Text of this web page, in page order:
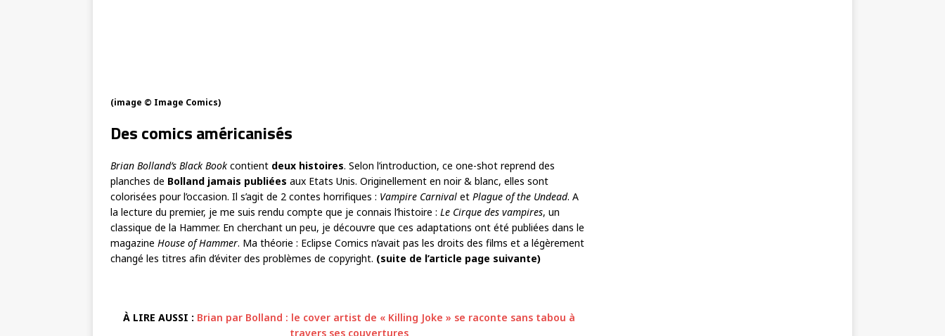
(image © Image Comics)
Des comics américanisés
Brian Bolland’s Black Book contient deux histoires. Selon l’introduction, ce one-shot reprend des
planches de Bolland jamais publiées aux Etats Unis. Originellement en noir & blanc, elles sont
colorisées pour l’occasion. Il s’agit de 2 contes horrifiques : Vampire Carnival et Plague of the Undead. A
la lecture du premier, je me suis rendu compte que je connais l’histoire : Le Cirque des vampires, un
classique de la Hammer. En cherchant un peu, je découvre que ces adaptations ont été publiées dans le
magazine House of Hammer. Ma théorie : Eclipse Comics n’avait pas les droits des films et a légèrement
changé les titres afin d’éviter des problèmes de copyright. (suite de l’article page suivante)
À LIRE AUSSI : Brian par Bolland : le cover artist de « Killing Joke » se raconte sans tabou à
travers ses couvertures